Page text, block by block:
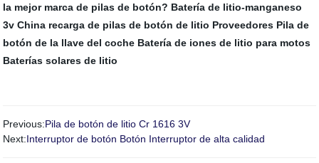
la mejor marca de pilas de botón? Batería de litio-manganeso
3v China recarga de pilas de botón de litio Proveedores Pila de
botón de la llave del coche Batería de iones de litio para motos
Baterías solares de litio
Previous:Pila de botón de litio Cr 1616 3V
Next:Interruptor de botón Botón Interruptor de alta calidad